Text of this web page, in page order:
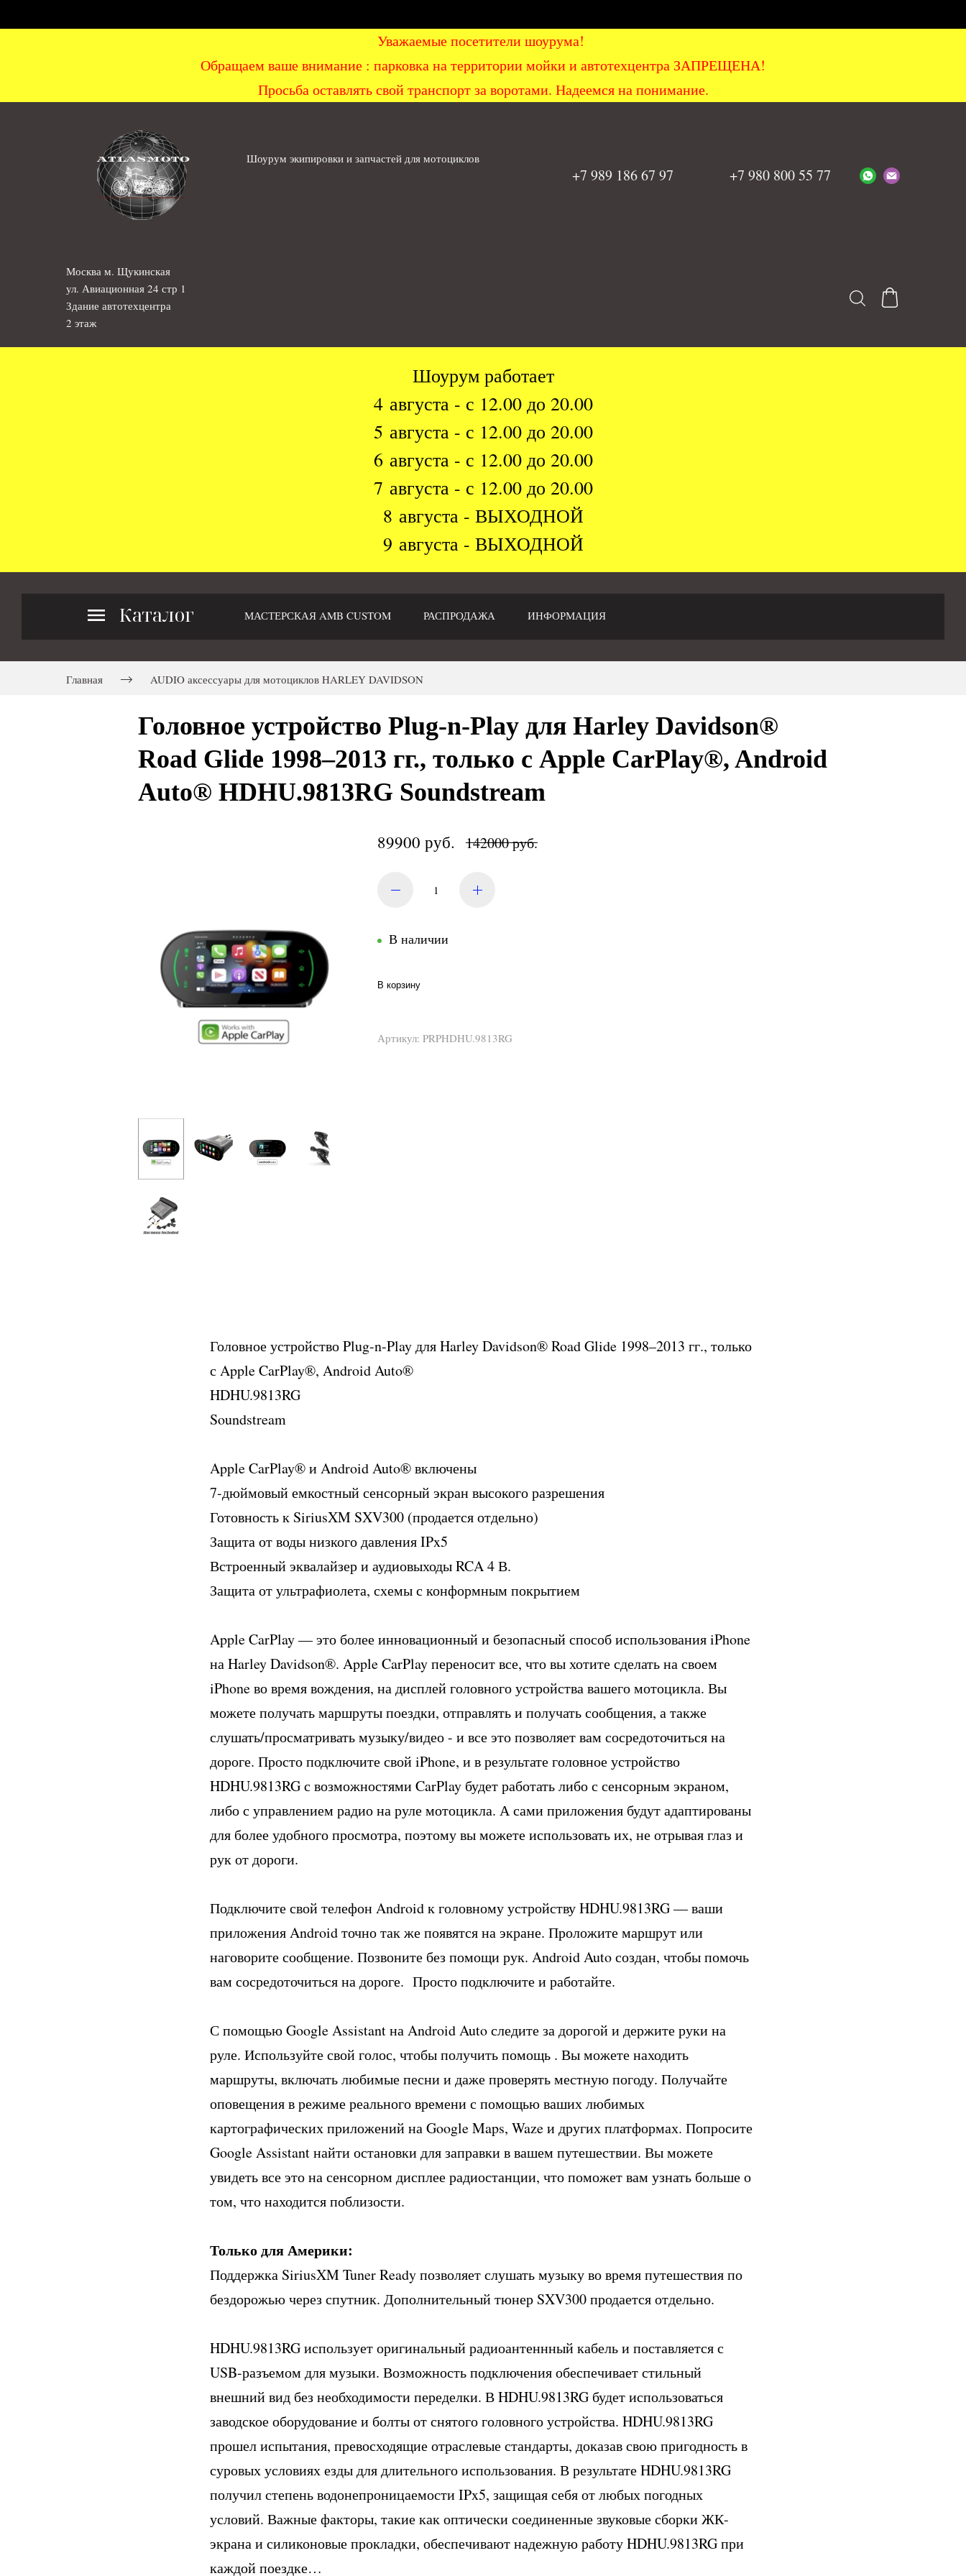
Уважаемые посетители шоурума!
Обращаем ваше внимание : парковка на территории мойки и автотехцентра ЗАПРЕЩЕНА!
Просьба оставлять свой транспорт за воротами. Надеемся на понимание.
Шоурум экипировки и запчастей для мотоциклов
+7 980 800 55 77
+7 989 186 67 97
Москва м. Щукинская
ул. Авиационная 24 стр 1
Здание автотехцентра
2 этаж
Шоурум работает
4 августа - с 12.00 до 20.00
5 августа - с 12.00 до 20.00
6 августа - с 12.00 до 20.00
7 августа - с 12.00 до 20.00
8 августа - ВЫХОДНОЙ
9 августа - ВЫХОДНОЙ
Каталог МАСТЕРСКАЯ AMB CUSTOM РАСПРОДАЖА ИНФОРМАЦИЯ
Главная AUDIO аксессуары для мотоциклов HARLEY DAVIDSON
Головное устройство Plug-n-Play для Harley Davidson®
Road Glide 1998–2013 гг., только с Apple CarPlay®, Android
Auto® HDHU.9813RG Soundstream
89900 руб. 142000 руб.
В наличии
В корзину
Артикул: PRPHDHU.9813RG
Головное устройство Plug-n-Play для Harley Davidson® Road Glide 1998–2013 гг., только
с Apple CarPlay®, Android Auto®
HDHU.9813RG
Soundstream
Apple CarPlay® и Android Auto® включены
7-дюймовый емкостный сенсорный экран высокого разрешения
Готовность к SiriusXM SXV300 (продается отдельно)
Защита от воды низкого давления IPx5
Встроенный эквалайзер и аудиовыходы RCA 4 В.
Защита от ультрафиолета, схемы с конформным покрытием
Apple CarPlay — это более инновационный и безопасный способ использования iPhone
на Harley Davidson®. Apple CarPlay переносит все, что вы хотите сделать на своем
iPhone во время вождения, на дисплей головного устройства вашего мотоцикла. Вы
можете получать маршруты поездки, отправлять и получать сообщения, а также
слушать/просматривать музыку/видео - и все это позволяет вам сосредоточиться на
дороге. Просто подключите свой iPhone, и в результате головное устройство
HDHU.9813RG с возможностями CarPlay будет работать либо с сенсорным экраном,
либо с управлением радио на руле мотоцикла. А сами приложения будут адаптированы
для более удобного просмотра, поэтому вы можете использовать их, не отрывая глаз и
рук от дороги.
Подключите свой телефон Android к головному устройству HDHU.9813RG — ваши
приложения Android точно так же появятся на экране. Проложите маршрут или
наговорите сообщение. Позвоните без помощи рук. Android Auto создан, чтобы помочь
вам сосредоточиться на дороге. Просто подключите и работайте.
С помощью Google Assistant на Android Auto следите за дорогой и держите руки на
руле. Используйте свой голос, чтобы получить помощь . Вы можете находить
маршруты, включать любимые песни и даже проверять местную погоду. Получайте
оповещения в режиме реального времени с помощью ваших любимых
картографических приложений на Google Maps, Waze и других платформах. Попросите
Google Assistant найти остановки для заправки в вашем путешествии. Вы можете
увидеть все это на сенсорном дисплее радиостанции, что поможет вам узнать больше о
том, что находится поблизости.
Только для Америки:
Поддержка SiriusXM Tuner Ready позволяет слушать музыку во время путешествия по
бездорожью через спутник. Дополнительный тюнер SXV300 продается отдельно.
HDHU.9813RG использует оригинальный радиоантеннный кабель и поставляется с
USB-разъемом для музыки. Возможность подключения обеспечивает стильный
внешний вид без необходимости переделки. В HDHU.9813RG будет использоваться
заводское оборудование и болты от снятого головного устройства. HDHU.9813RG
прошел испытания, превосходящие отраслевые стандарты, доказав свою пригодность в
суровых условиях езды для длительного использования. В результате HDHU.9813RG
получил степень водонепроницаемости IPx5, защищая себя от любых погодных
условий. Важные факторы, такие как оптически соединенные звуковые сборки ЖК-
экрана и силиконовые прокладки, обеспечивают надежную работу HDHU.9813RG при
каждой поездке…